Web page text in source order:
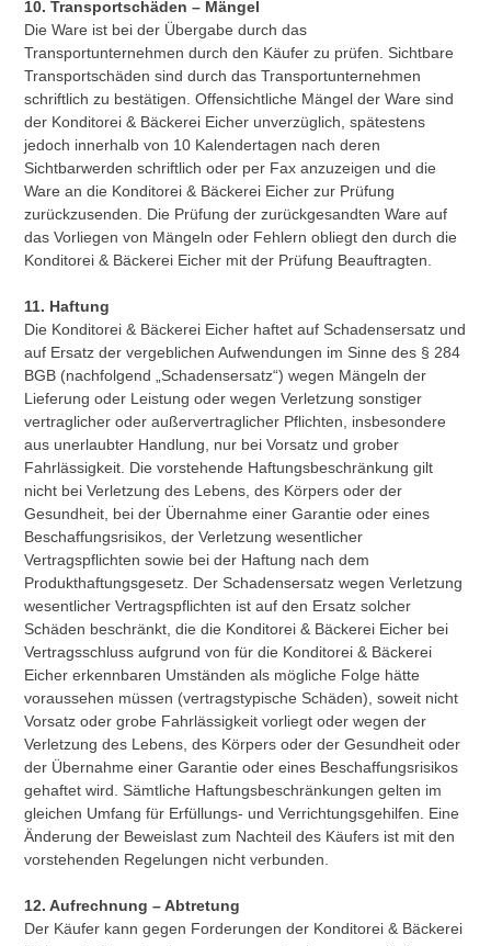
10. Transportschäden – Mängel
Die Ware ist bei der Übergabe durch das
Transportunternehmen durch den Käufer zu prüfen. Sichtbare
Transportschäden sind durch das Transportunternehmen
schriftlich zu bestätigen. Offensichtliche Mängel der Ware sind
der Konditorei & Bäckerei Eicher unverzüglich, spätestens
jedoch innerhalb von 10 Kalendertagen nach deren
Sichtbarwerden schriftlich oder per Fax anzuzeigen und die
Ware an die Konditorei & Bäckerei Eicher zur Prüfung
zurückzusenden. Die Prüfung der zurückgesandten Ware auf
das Vorliegen von Mängeln oder Fehlern obliegt den durch die
Konditorei & Bäckerei Eicher mit der Prüfung Beauftragten.
11. Haftung
Die Konditorei & Bäckerei Eicher haftet auf Schadensersatz und
auf Ersatz der vergeblichen Aufwendungen im Sinne des § 284
BGB (nachfolgend „Schadensersatz“) wegen Mängeln der
Lieferung oder Leistung oder wegen Verletzung sonstiger
vertraglicher oder außervertraglicher Pflichten, insbesondere
aus unerlaubter Handlung, nur bei Vorsatz und grober
Fahrlässigkeit. Die vorstehende Haftungsbeschränkung gilt
nicht bei Verletzung des Lebens, des Körpers oder der
Gesundheit, bei der Übernahme einer Garantie oder eines
Beschaffungsrisikos, der Verletzung wesentlicher
Vertragspflichten sowie bei der Haftung nach dem
Produkthaftungsgesetz. Der Schadensersatz wegen Verletzung
wesentlicher Vertragspflichten ist auf den Ersatz solcher
Schäden beschränkt, die die Konditorei & Bäckerei Eicher bei
Vertragsschluss aufgrund von für die Konditorei & Bäckerei
Eicher erkennbaren Umständen als mögliche Folge hätte
voraussehen müssen (vertragstypische Schäden), soweit nicht
Vorsatz oder grobe Fahrlässigkeit vorliegt oder wegen der
Verletzung des Lebens, des Körpers oder der Gesundheit oder
der Übernahme einer Garantie oder eines Beschaffungsrisikos
gehaftet wird. Sämtliche Haftungsbeschränkungen gelten im
gleichen Umfang für Erfüllungs- und Verrichtungsgehilfen. Eine
Änderung der Beweislast zum Nachteil des Käufers ist mit den
vorstehenden Regelungen nicht verbunden.
12. Aufrechnung – Abtretung
Der Käufer kann gegen Forderungen der Konditorei & Bäckerei